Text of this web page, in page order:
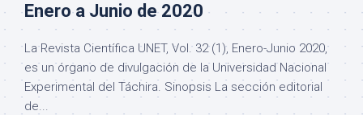
Enero a Junio de 2020
La Revista Científica UNET, Vol. 32 (1), Enero-Junio 2020,
es un órgano de divulgación de la Universidad Nacional
Experimental del Táchira. Sinopsis La sección editorial
de...